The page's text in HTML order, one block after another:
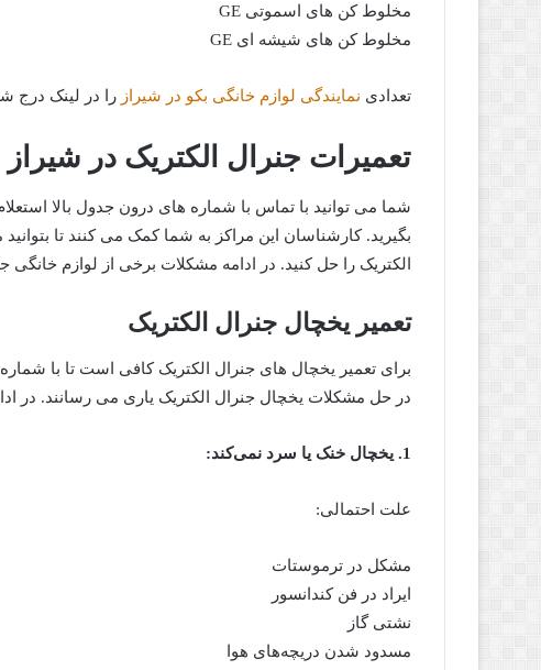
مخلوط کن های اسموتی GE
مخلوط کن های شیشه ای GE
تعدادی نمایندگی لوازم خانگی بکو در شیراز را در لینک درج
تعمیرات جنرال الکتریک در شیراز
شما می توانید با تماس با شماره های درون جدول بالا
بگیرید. کارشناسان این مراکز به شما کمک می کنند تا
الکتریک را حل کنید. در ادامه مشکلات برخی از لوازم
تعمیر یخچال جنرال الکتریک
برای تعمیر یخچال های جنرال الکتریک کافی است تا با
در حل مشکلات یخچال جنرال الکتریک یاری می رسانند. در
1. یخچال خنک یا سرد نمی‌کند:
علت احتمالی:
مشکل در ترموستات
ایراد در فن کندانسور
نشتی گاز
مسدود شدن دریچه‌های هوا